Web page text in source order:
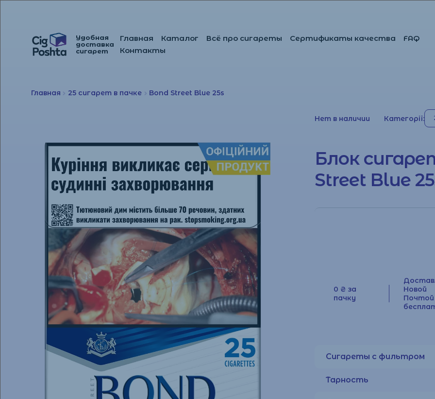
Удобная
доставка
сигарет
Перейти
Перейти
Главная Каталог Всё про сигареты Сертификаты качества
FAQ
Контакты
Главная 25 сигарет в пачке Bond Street Blue 25s
Нет в наличии Категорії:
Блок
Street Blue
0 ₴ за
пачку
Новой
Почтой
Сигареты с фильтром
Тарность